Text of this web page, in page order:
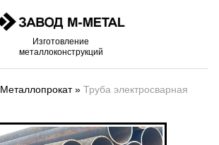
Изготовление
металлоконструкций
Металлопрокат» Труба электросварная